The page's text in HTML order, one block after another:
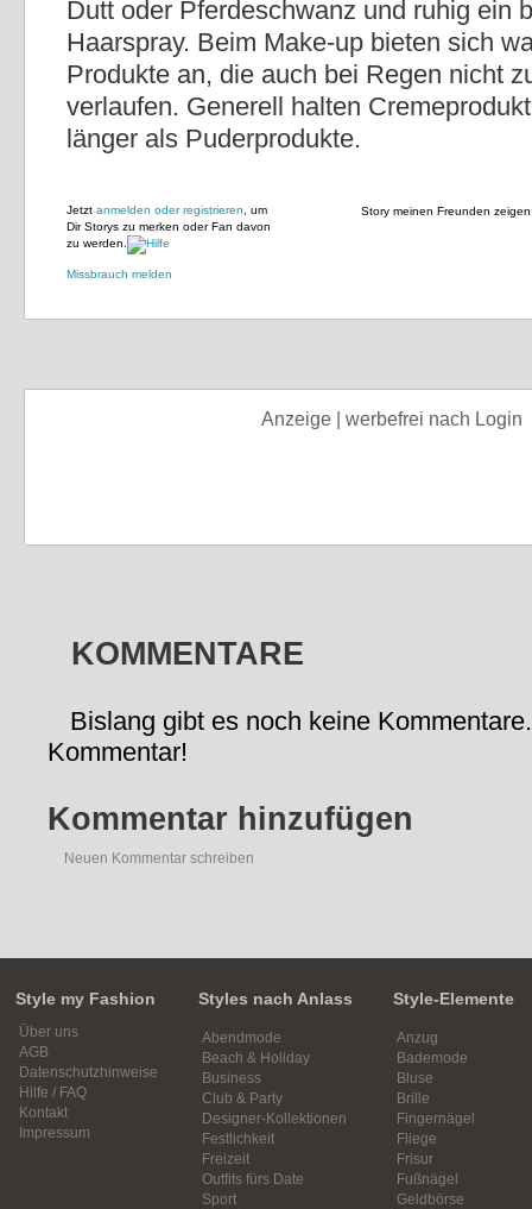
Dutt oder Pferdeschwanz und ruhig ein
Haarspray. Beim Make-up bieten sich
Produkte an, die auch bei Regen nicht
verlaufen. Generell halten
länger als Puderprodukte.
Story meinen Freunden
Jetzt anmelden oder registrieren , um
Dir Storys zu merken oder Fan davon
zu werden.
Missbrauch melden
Anzeige | werbefrei nach Login
KOMMENTARE
Bislang gibt es noch keine
Kommentar!
Kommentar hinzufügen
Neuen Kommentar schreiben
Style my Fashion
Über uns
AGB
Datenschutzhinweise
Hilfe / FAQ
Kontakt
Impressum
Styles nach Anlass
Abendmode
Beach & Holiday
Business
Club & Party
Designer-Kollektionen
Festlichkeit
Freizeit
Outfits fürs Date
Sport
Style-Elemente
Anzug
Bademode
Bluse
Brille
Fingernägel
Fliege
Frisur
Fußnägel
Geldbörse